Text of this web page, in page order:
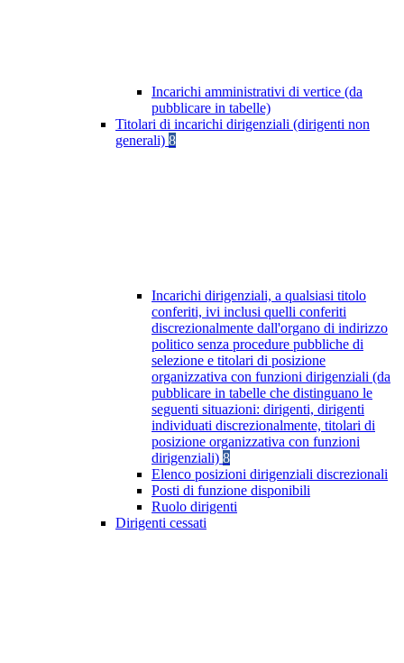
Incarichi amministrativi di vertice (da
pubblicare in tabelle)
Titolari di incarichi dirigenziali (dirigenti non
generali) 8
Incarichi dirigenziali, a qualsiasi titolo
conferiti, ivi inclusi quelli conferiti
discrezionalmente dall'organo di indirizzo
politico senza procedure pubbliche di
selezione e titolari di posizione
organizzativa con funzioni dirigenziali (da
pubblicare in tabelle che distinguano le
seguenti situazioni: dirigenti, dirigenti
individuati discrezionalmente, titolari di
posizione organizzativa con funzioni
dirigenziali) 8
Elenco posizioni dirigenziali discrezionali
Posti di funzione disponibili
Ruolo dirigenti
Dirigenti cessati